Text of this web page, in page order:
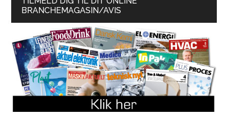
BRANCHEMAGASIN/AVIS